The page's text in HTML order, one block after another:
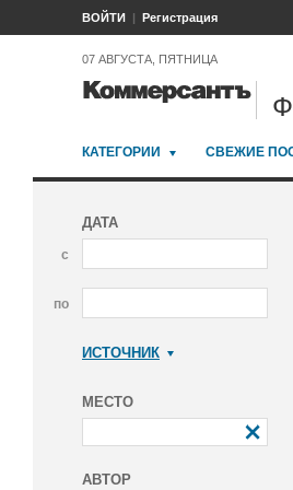
ВОЙТИ Регистрация
07 АВГУСТА, ПЯТНИЦА
КАТЕГОРИИ СВЕЖИЕ
ДАТА
с
по
ИСТОЧНИК
МЕСТО
АВТОР